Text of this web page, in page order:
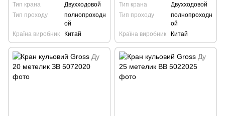
Тип крана
Двухходовой
Тип проходу
полнопроходн
ой
Країна виробник
Китай
Тип крана
Двухходовой
Тип проходу
полнопроходн
ой
Країна виробник
Китай